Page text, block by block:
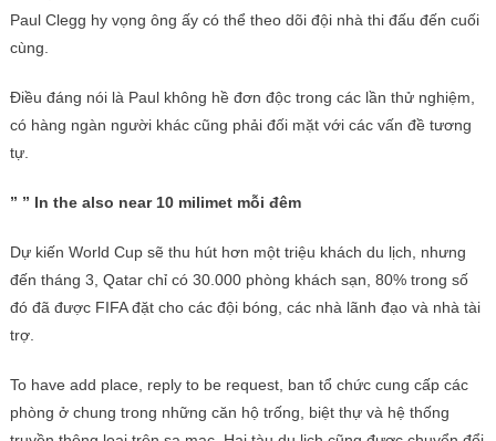
Paul Clegg hy vọng ông ấy có thể theo dõi đội nhà thi đấu đến cuối
cùng.
Điều đáng nói là Paul không hề đơn độc trong các lần thử nghiệm,
có hàng ngàn người khác cũng phải đối mặt với các vấn đề tương
tự.
” ” In the also near 10 milimet mỗi đêm
Dự kiến ​​World Cup sẽ thu hút hơn một triệu khách du lịch, nhưng
đến tháng 3, Qatar chỉ có 30.000 phòng khách sạn, 80% trong số
đó đã được FIFA đặt cho các đội bóng, các nhà lãnh đạo và nhà tài
trợ.
To have add place, reply to be request, ban tổ chức cung cấp các
phòng ở chung trong những căn hộ trống, biệt thự và hệ thống